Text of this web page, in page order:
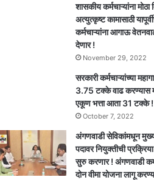
शासकीय कर्मचाऱ्यांना मोठा
अत्युत्कृष्ट कामासाठी
कर्मचाऱ्यांना आगाऊ
देणार !
November 29, 2022
सरकारी कर्मचाऱ्यांच्या
3.75 टक्के वाढ करण्यास
एकूण भत्ता आता 31 टक्के !
October 7, 2022
अंगणवाडी सेविकांमधून
पदावर नियुक्तीची
सुरु करणार ! अंगणवाडी
दोन वीमा योजना लागू